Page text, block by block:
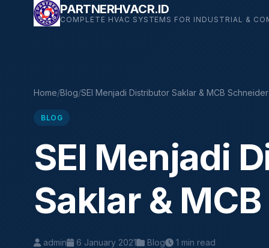
PARTNERHVACR.ID
COMPLETE HVAC SYSTEMS FOR INDUSTRIAL &
Home/Blog/SEI Menjadi Distributor Saklar & MCB Schneider
BLOG
SEI Menjadi
Saklar &
admin 6 January 2021 Blog 1 min read